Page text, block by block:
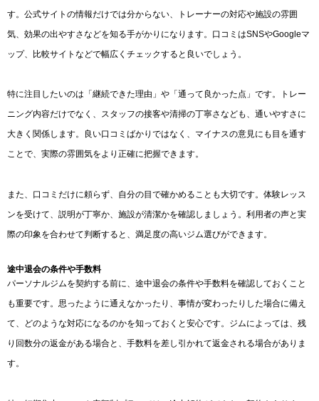
す。公式サイトの情報だけでは分からない、トレーナーの対応や施設の雰囲
気、効果の出やすさなどを知る手がかりになります。口コミはSNSやGoogleマ
ップ、比較サイトなどで幅広くチェックすると良いでしょう。
特に注目したいのは「継続できた理由」や「通って良かった点」です。トレー
ニング内容だけでなく、スタッフの接客や清掃の丁寧さなども、通いやすさに
大きく関係します。良い口コミばかりではなく、マイナスの意見にも目を通す
ことで、実際の雰囲気をより正確に把握できます。
また、口コミだけに頼らず、自分の目で確かめることも大切です。体験レッス
ンを受けて、説明が丁寧か、施設が清潔かを確認しましょう。利用者の声と実
際の印象を合わせて判断すると、満足度の高いジム選びができます。
途中退会の条件や手数料
パーソナルジムを契約する前に、途中退会の条件や手数料を確認しておくこと
も重要です。思ったように通えなかったり、事情が変わったりした場合に備え
て、どのような対応になるのかを知っておくと安心です。ジムによっては、残
り回数分の返金がある場合と、手数料を差し引かれて返金される場合がありま
す。